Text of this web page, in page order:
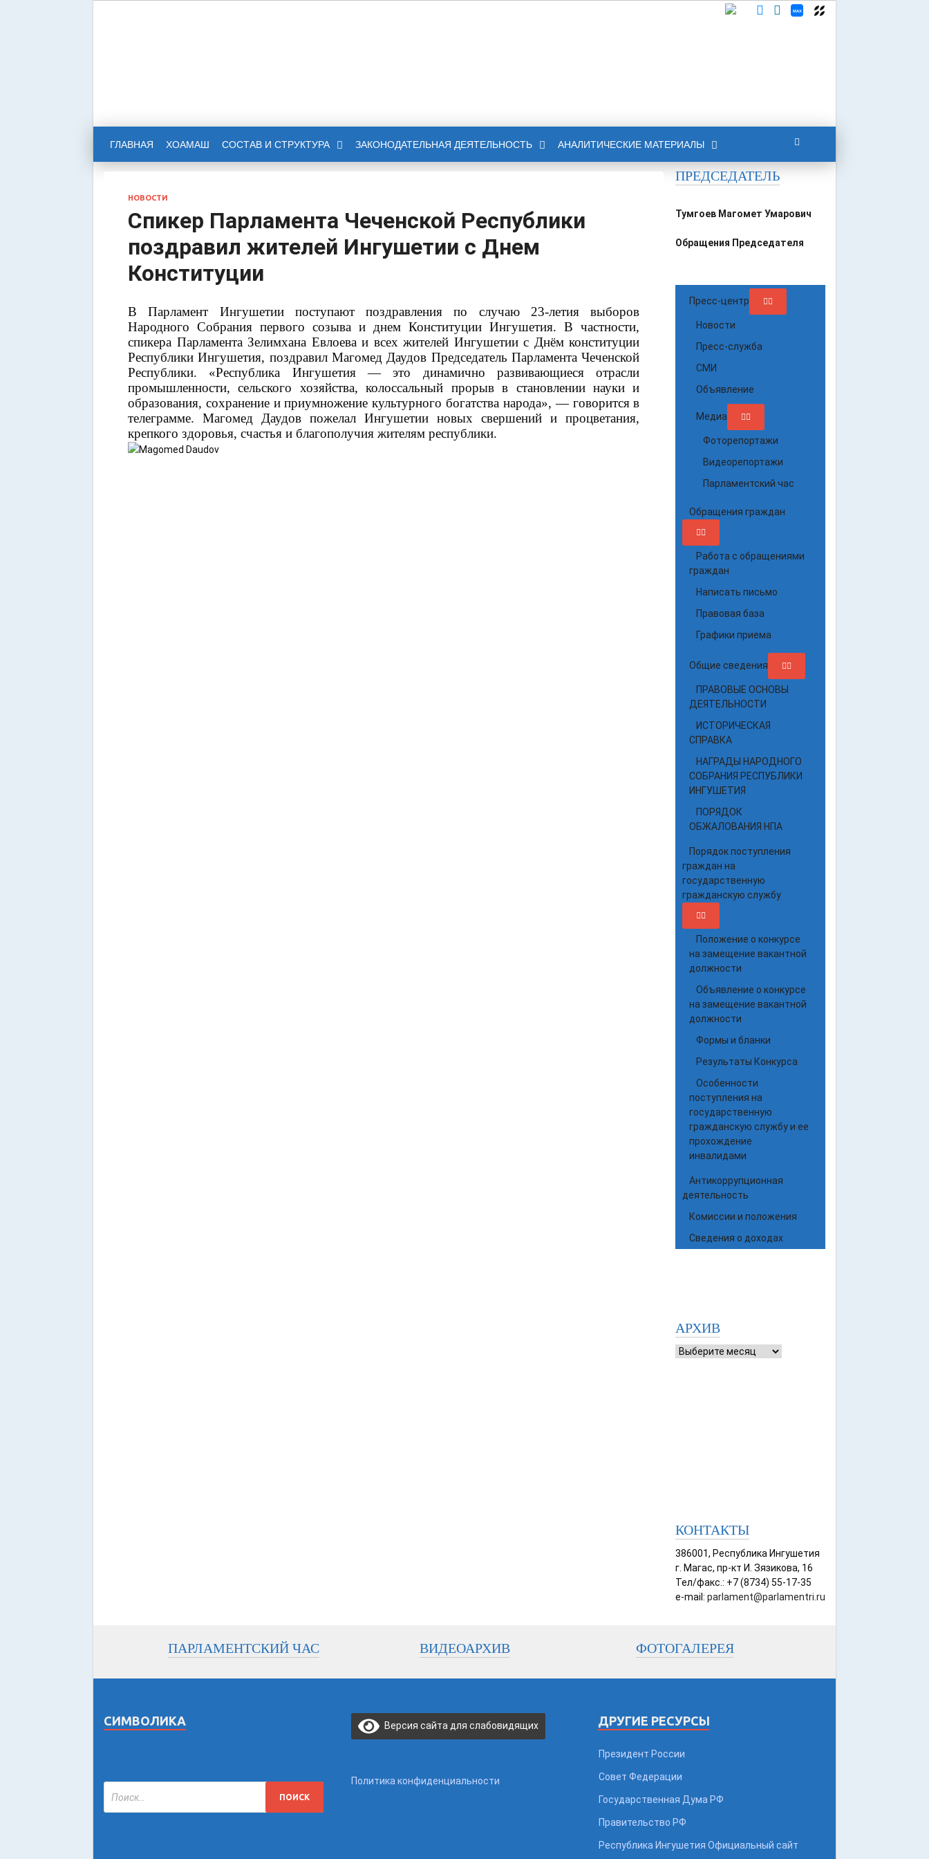
ГЛАВНАЯ ХОАМАШ СОСТАВ И СТРУКТУРА ЗАКОНОДАТЕЛЬНАЯ ДЕЯТЕЛЬНОСТЬ АНАЛИТИЧЕСКИЕ МАТЕРИАЛЫ
НОВОСТИ
Спикер Парламента Чеченской Республики
поздравил жителей Ингушетии с Днем
Конституции
В Парламент Ингушетии поступают поздравления по случаю 23-летия выборов
Народного Собрания первого созыва и днем Конституции Ингушетия. В частности,
спикера Парламента Зелимхана Евлоева и всех жителей Ингушетии с Днём конституции
Республики Ингушетия, поздравил Магомед Даудов Председатель Парламента Чеченской
Республики. «Республика Ингушетия — это динамично развивающиеся отрасли
промышленности, сельского хозяйства, колоссальный прорыв в становлении науки и
образования, сохранение и приумножение культурного богатства народа», — говорится в
телеграмме. Магомед Даудов пожелал Ингушетии новых свершений и процветания,
крепкого здоровья, счастья и благополучия жителям республики.
ПРЕДСЕДАТЕЛЬ
Тумгоев Магомет Умарович
Обращения Председателя
Пресс-центр
Новости
Пресс-служба
СМИ
Объявление
Медиа
Фоторепортажи
Видеорепортажи
Парламентский час
Обращения граждан
Работа с обращениями
граждан
Написать письмо
Правовая база
Графики приема
Общие сведения
ПРАВОВЫЕ ОСНОВЫ
ДЕЯТЕЛЬНОСТИ
ИСТОРИЧЕСКАЯ
СПРАВКА
НАГРАДЫ НАРОДНОГО
СОБРАНИЯ РЕСПУБЛИКИ
ИНГУШЕТИЯ
ПОРЯДОК
ОБЖАЛОВАНИЯ НПА
Порядок поступления
граждан на
государственную
гражданскую службу
Положение о конкурсе
на замещение вакантной
должности
Объявление о конкурсе
на замещение вакантной
должности
Формы и бланки
Результаты Конкурса
Особенности
поступления на
государственную
гражданскую службу и ее
прохождение
инвалидами
Антикоррупционная
деятельность
Комиссии и положения
Сведения о доходах
АРХИВ
КОНТАКТЫ
386001, Республика Ингушетия
г. Магас, пр-кт И. Зязикова, 16
Тел/факс.: +7 (8734) 55-17-35
e-mail: parlament@parlamentri.ru
ПАРЛАМЕНТСКИЙ ЧАС ВИДЕОАРХИВ ФОТОГАЛЕРЕЯ
СИМВОЛИКА Версия сайта для слабовидящих
Политика конфиденциальности
ДРУГИЕ РЕСУРСЫ
Президент России
Совет Федерации
Государственная Дума РФ
Правительство РФ
Республика Ингушетия Официальный сайт